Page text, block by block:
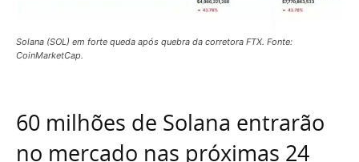
Solana (SOL) em forte queda após quebra da corretora FTX. Fonte:
CoinMarketCap.
60 milhões de Solana entrarão
no mercado nas próximas 24